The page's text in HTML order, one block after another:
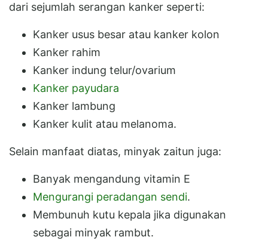
dari sejumlah serangan kanker seperti:
Kanker usus besar atau kanker kolon
Kanker rahim
Kanker indung telur/ovarium
Kanker payudara
Kanker lambung
Kanker kulit atau melanoma.
Selain manfaat diatas, minyak zaitun juga:
Banyak mengandung vitamin E
Mengurangi peradangan sendi.
Membunuh kutu kepala jika digunakan
sebagai minyak rambut.